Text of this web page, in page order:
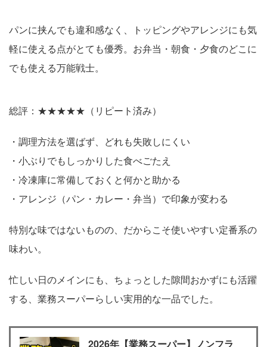
パンに挟んでも違和感なく、トッピングやアレンジにも気
軽に使える点がとても優秀。お弁当・朝食・夕食のどこに
でも使える万能戦士。
総評：★★★★★（リピート済み）
・調理方法を選ばず、どれも失敗しにくい
・小ぶりでもしっかりした食べごたえ
・冷凍庫に常備しておくと何かと助かる
・アレンジ（パン・カレー・弁当）で印象が変わる
特別な味ではないものの、だからこそ使いやすい定番系の
味わい。
忙しい日のメインにも、ちょっとした隙間おかずにも活躍
する、業務スーパーらしい実用的な一品でした。
2026年【業務スーパー】ノンフラ